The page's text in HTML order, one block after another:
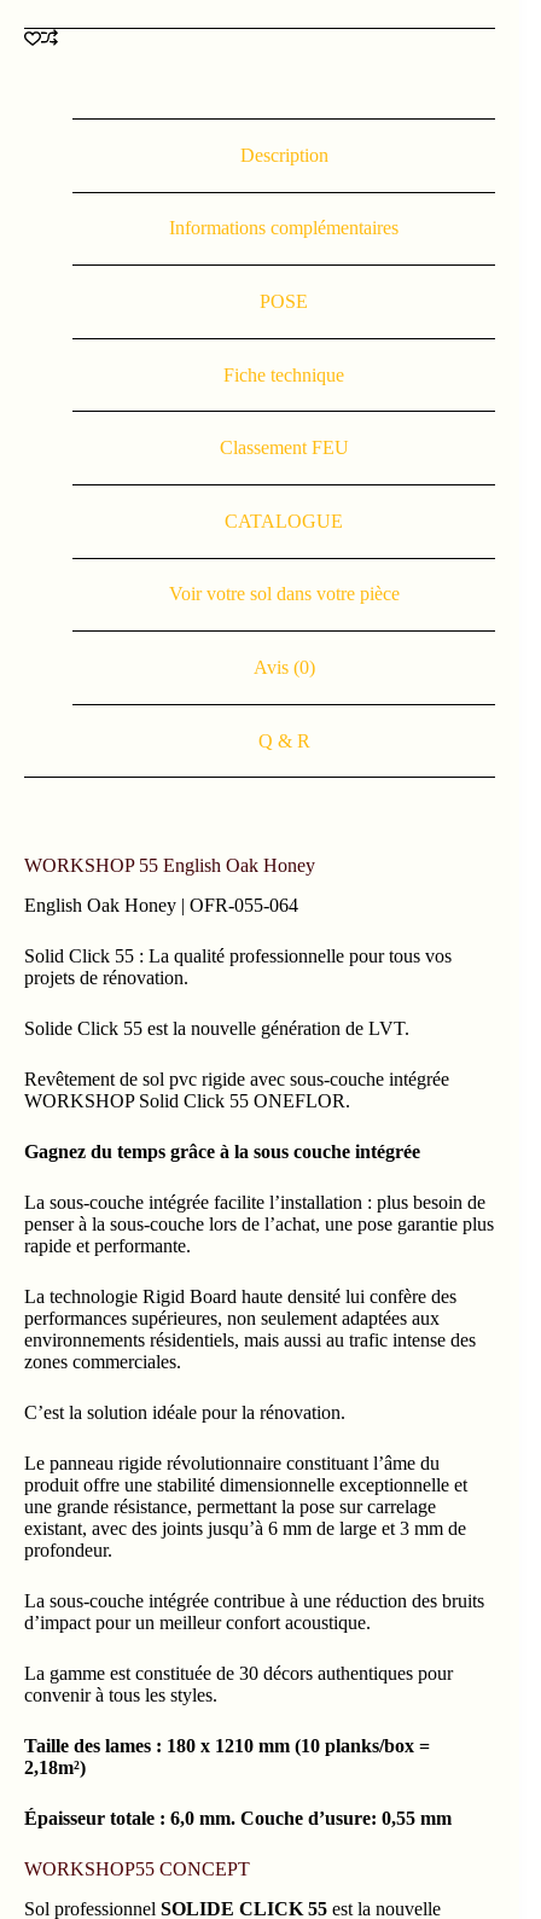
Description
Informations complémentaires
POSE
Fiche technique
Classement FEU
CATALOGUE
Voir votre sol dans votre pièce
Avis (0)
Q & R
WORKSHOP 55 English Oak Honey
English Oak Honey | OFR-055-064
Solid Click 55 : La qualité professionnelle pour tous vos
projets de rénovation.
Solide Click 55 est la nouvelle génération de LVT.
Revêtement de sol pvc rigide avec sous-couche intégrée
WORKSHOP Solid Click 55 ONEFLOR.
Gagnez du temps grâce à la sous couche intégrée
La sous-couche intégrée facilite l’installation : plus besoin de
penser à la sous-couche lors de l’achat, une pose garantie plus
rapide et performante.
La technologie Rigid Board haute densité lui confère des
performances supérieures, non seulement adaptées aux
environnements résidentiels, mais aussi au trafic intense des
zones commerciales.
C’est la solution idéale pour la rénovation.
Le panneau rigide révolutionnaire constituant l’âme du
produit offre une stabilité dimensionnelle exceptionnelle et
une grande résistance, permettant la pose sur carrelage
existant, avec des joints jusqu’à 6 mm de large et 3 mm de
profondeur.
La sous-couche intégrée contribue à une réduction des bruits
d’impact pour un meilleur confort acoustique.
La gamme est constituée de 30 décors authentiques pour
convenir à tous les styles.
Taille des lames : 180 x 1210 mm (10 planks/box =
2,18m²)
Épaisseur totale : 6,0 mm. Couche d’usure: 0,55 mm
WORKSHOP55 CONCEPT
Sol professionnel SOLIDE CLICK 55 est la nouvelle